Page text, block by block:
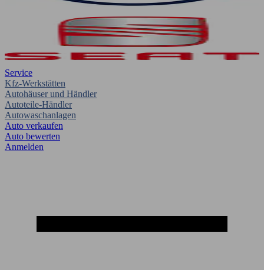
Service
Kfz-Werkstätten
Autohäuser und Händler
Autoteile-Händler
Autowaschanlagen
Auto verkaufen
Auto bewerten
Anmelden